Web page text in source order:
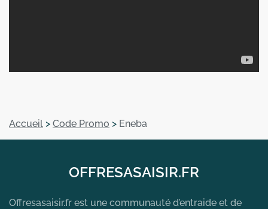
Accueil > Code Promo > Eneba
OFFRESASAISIR.FR
Offresasaisir.fr est une communauté d’entraide et de